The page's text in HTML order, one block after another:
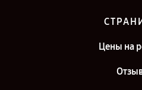
Цены на